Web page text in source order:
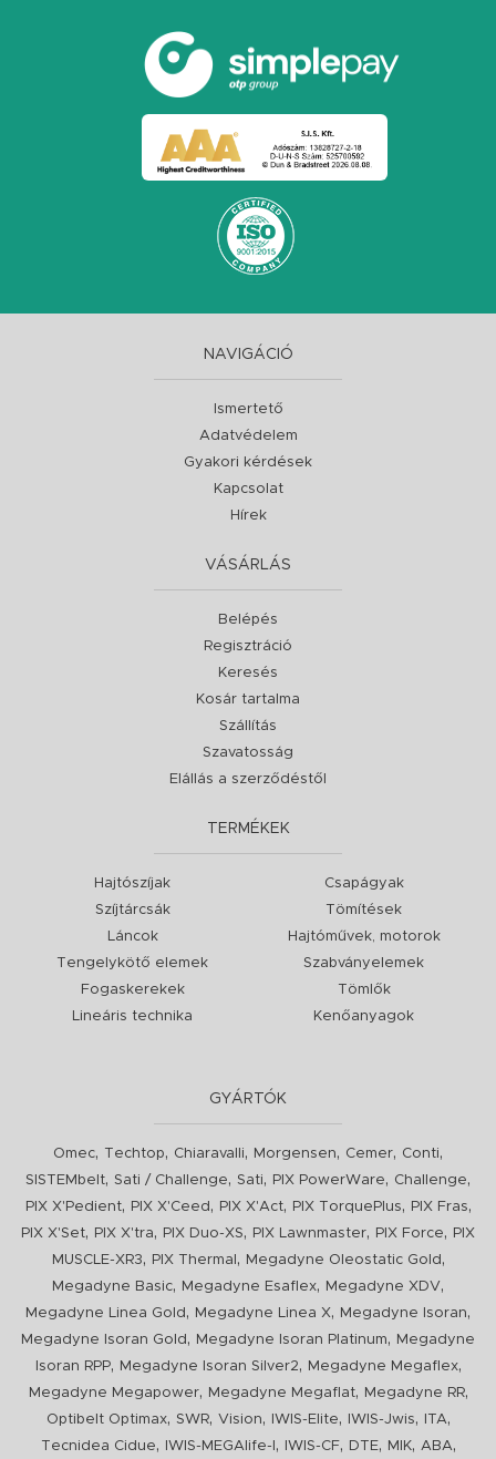
NAVIGÁCIÓ
Ismertető
Adatvédelem
Gyakori kérdések
Kapcsolat
Hírek
VÁSÁRLÁS
Belépés
Regisztráció
Keresés
Kosár tartalma
Szállítás
Szavatosság
Elállás a szerződéstől
TERMÉKEK
Hajtószíjak
Szíjtárcsák
Láncok
Tengelykötő elemek
Fogaskerekek
Lineáris technika
Csapágyak
Tömítések
Hajtóművek, motorok
Szabványelemek
Tömlők
Kenőanyagok
GYÁRTÓK
Omec, Techtop, Chiaravalli, Morgensen, Cemer, Conti,
SISTEMbelt, Sati / Challenge, Sati, PIX PowerWare, Challenge,
PIX X'Pedient, PIX X'Ceed , PIX X'Act, PIX TorquePlus, PIX Fras,
PIX X'Set, PIX X'tra, PIX Duo-XS, PIX Lawnmaster, PIX Force,
PIX
MUSCLE-XR3, PIX Thermal , Megadyne Oleostatic Gold ,
Megadyne Basic, Megadyne Esaflex, Megadyne XDV,
Megadyne Linea Gold , Megadyne Linea X, Megadyne Isoran,
Megadyne Isoran Gold , Megadyne Isoran Platinum,
Megadyne
Isoran RPP, Megadyne Isoran Silver2, Megadyne Megaflex,
Megadyne Megapower, Megadyne Megaflat, Megadyne RR,
Optibelt Optimax, SWR, Vision, IWIS-Elite, IWIS-Jwis, ITA,
Tecnidea Cidue, IWIS-MEGAlife-I , IWIS-CF, DTE, MIK, ABA,